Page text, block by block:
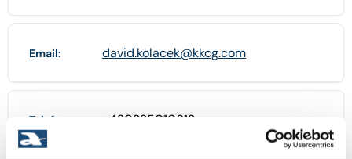
Email: david.kolacek@kkcg.com
Telefon: +420225010612